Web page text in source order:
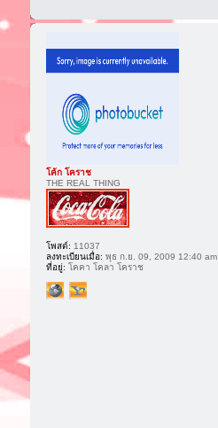
โค้ก โคราช
THE REAL THING
โพสต์: 11037
ลงทะเบียนเมื่อ: พุธ ก.ย. 09, 2009 12:40 am
ที่อยู่: โคคา โคลา โคราช